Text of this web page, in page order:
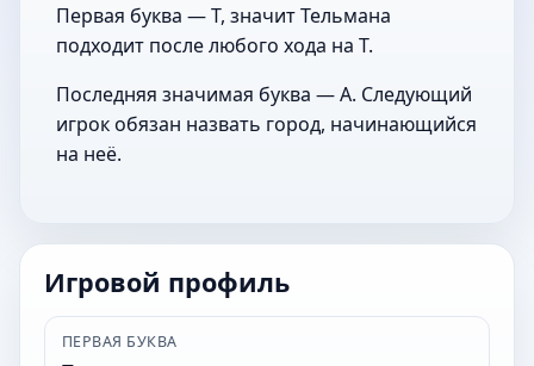
Первая буква — Т, значит Тельмана
подходит после любого хода на Т.
Последняя значимая буква — А. Следующий
игрок обязан назвать город, начинающийся
на неё.
Игровой профиль
ПЕРВАЯ БУКВА